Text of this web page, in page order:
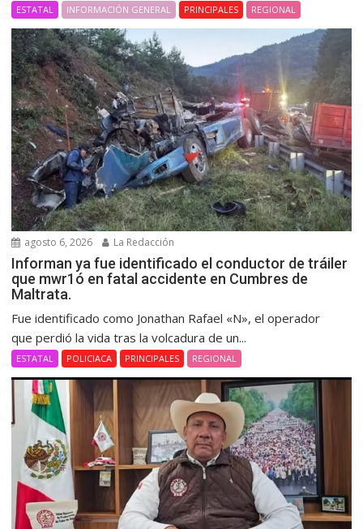
ESTATAL INFORMACIÓN GENERAL PRINCIPALES REGIONAL
agosto 6, 2026 La Redacción
Informan ya fue identificado el conductor de tráiler
que mwr1ó en fatal accidente en Cumbres de
Maltrata.
Fue identificado como Jonathan Rafael «N», el operador
que perdió la vida tras la volcadura de un...
ESTATAL POLICIACA PRINCIPALES REGIONAL